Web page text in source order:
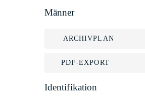
Männer
ARCHIVPLAN
PDF-EXPORT
Identifikation